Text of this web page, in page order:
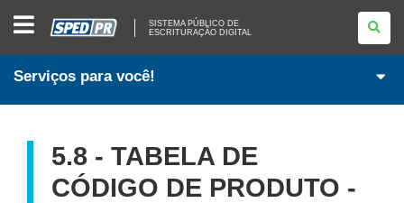
PÚBLICO
DE
ESCRITURAÇÃO
SISTEMA PÚBLICO DE
ESCRITURAÇÃO DIGITAL
Serviços para você!
5.8 - TABELA DE
CÓDIGO DE PRODUTO -